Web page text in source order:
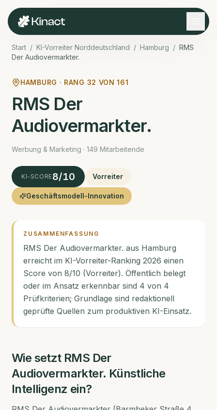
Start / KI-Vorreiter Norddeutschland / Hamburg / RMS
Der Audiovermarkter.
HAMBURG · RANG 32 VON161
RMS Der
Audiovermarkter.
Werbung & Marketing · 149 Mitarbeitende
KI-SCORE8/10 Vorreiter
Geschäftsmodell-Innovation
ZUSAMMENFASSUNG
RMS Der Audiovermarkter. aus Hamburg
erreicht im KI-Vorreiter-Ranking 2026 einen
Score von 8/10 (Vorreiter). Öffentlich belegt
oder im Ansatz erkennbar sind 4 von 4
Prüfkriterien; Grundlage sind redaktionell
geprüfte Quellen zum produktiven KI-Einsatz.
Wie setzt RMS Der
Audiovermarkter. Künstliche
Intelligenz ein?